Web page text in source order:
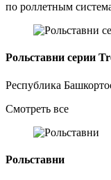
по роллетным
Рольставни серии
Республика
Смотреть все
Рольставни